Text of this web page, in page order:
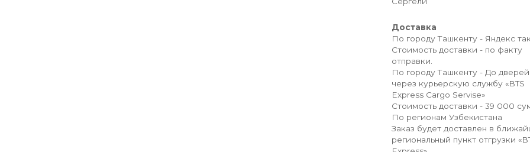
Доставка
По городу Ташкенту - Яндекс
Стоимость доставки - по факту
отправки.
По городу Ташкенту - До дверей
через курьерскую службу «BTS
Express Cargo Servise»
Стоимость доставки - 39 000
По регионам Узбекистана
Заказ будет доставлен в
региональный пункт отгрузки